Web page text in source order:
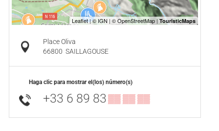
Place Oliva
66800 SAILLAGOUSE
Haga clic para mostrar el(los) número(s)
+33 6 89 83▒▒ ▒▒ ▒▒